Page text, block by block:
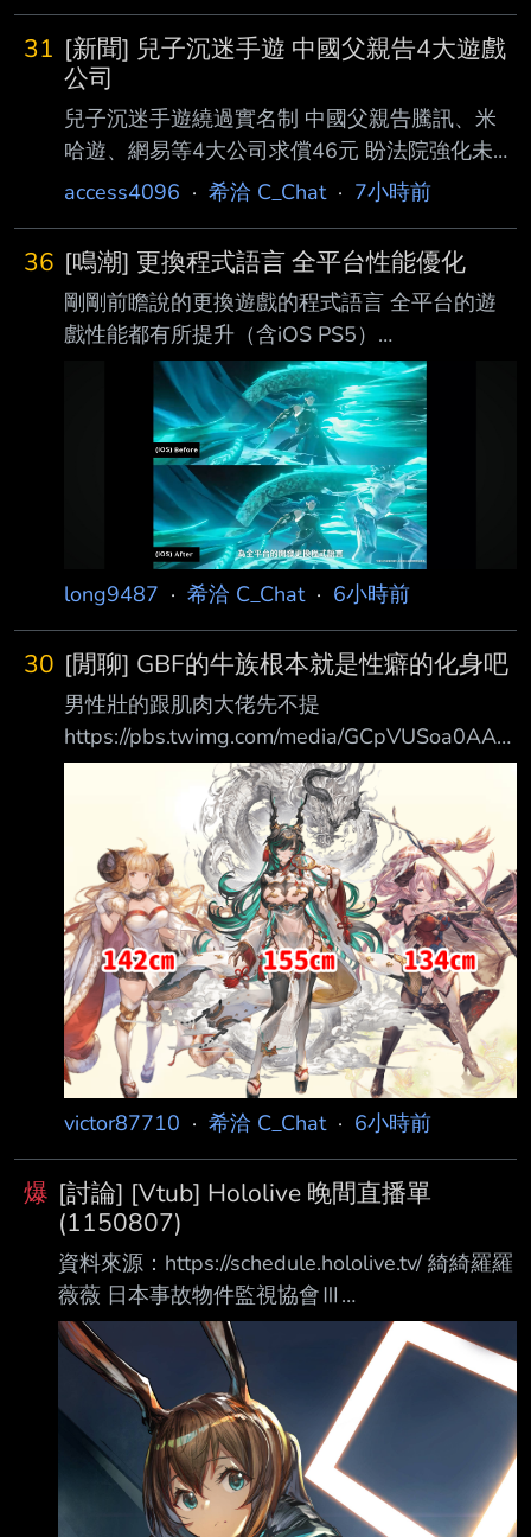
31 [新聞] 兒子沉迷手遊 中國父親告4大遊戲
公司
兒子沉迷手遊繞過實名制 中國父親告騰訊、米
哈遊、網易等4大公司求償46元 盼法院強化未成
年防沉迷機制 2026-08-07 By 薯泥 中國河南省
訟，控告騰訊（Tencent）、網易
（NetEase）、米哈遊（miHoYo）以及三七互
娛（37 Interactive Entertainment）等四家 中國
遊戲公司，象徵性求償人民幣 10 元（約新台幣
42 元、1.5 美元）。 秦華強調，提告目的並非
為了金錢，而是希望透過司法途徑督促遊戲業者
切實履行未成年人 防
access4096 · 希洽 C_Chat· 7小時前
36 [鳴潮] 更換程式語言 全平台性能優化
剛剛前瞻說的更換遊戲的程式語言 全平台的遊
戲性能都有所提升（含iOS PS5）
https://i.imgur.com/rLku89G.jpeg
https://i.imgur.com/7EEkFkS.jpeg
https://i.imgur.com/WqIWyZz.jpeg 右上角有幀
數差別 一直被講的性能優化終於被提到了 而且
是全平台不是只有PC而已 實際上線體感不知道
long9487 · 希洽 C_Chat· 6小時前
30 [閒聊] GBF的牛族根本就是性癖的化身吧
男性壯的跟肌肉大佬先不提
https://pbs.twimg.com/media/GCpVUSoa0AAK
slf.png 為啥她們女性會矮成這樣啊 矮就算了 還
各個都是巨乳 相當於巨乳小隻馬 頭上還長角方
便抓住 很懷疑這是不是CY設計師的性癖導致
的？？？ --
victor87710 · 希洽 C_Chat· 6小時前
爆 [討論] [Vtub] Hololive 晚間直播單
(1150807)
資料來源：https://schedule.hololive.tv/ 綺綺羅羅
薇薇 日本事故物件監視協會Ⅲ
https://www.youtube.com/watch?
v=Yyl9sBUvVc0 ときのそら 「日日向光」公演
新消息發表會 https://www.youtube.com/watch?
v=5IpdYy91D-Y さくらみこ、雪花ラミィ 「熱
辣美食」工商 https://www.youtube.com/watch?
v=K0fJZ32s6RI 多人 麥塊 アステル・レダ：
https://www.